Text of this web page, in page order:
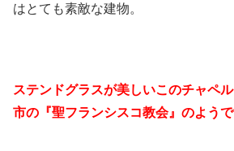
はとても素敵な建物。
ステンドグラスが美しいこのチャペ
市の『聖フランシスコ教会』のようで